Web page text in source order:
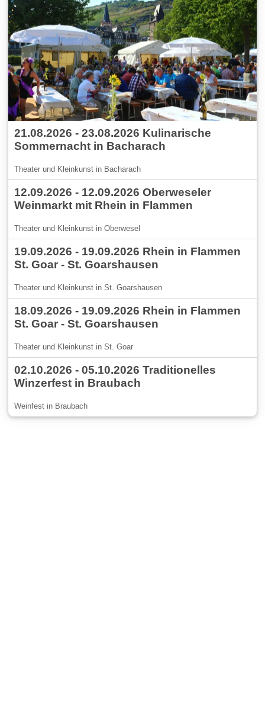
21.08.2026 - 23.08.2026 Kulinarische
Sommernacht in Bacharach
Theater und Kleinkunst in Bacharach
12.09.2026 - 12.09.2026 Oberweseler
Weinmarkt mit Rhein in Flammen
Theater und Kleinkunst in Oberwesel
19.09.2026 - 19.09.2026 Rhein in Flammen
St. Goar - St. Goarshausen
Theater und Kleinkunst in St. Goarshausen
18.09.2026 - 19.09.2026 Rhein in Flammen
St. Goar - St. Goarshausen
Theater und Kleinkunst in St. Goar
02.10.2026 - 05.10.2026 Traditionelles
Winzerfest in Braubach
Weinfest in Braubach